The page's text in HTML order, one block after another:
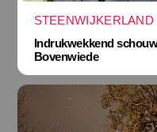
Indrukwekkend
Bovenwiede